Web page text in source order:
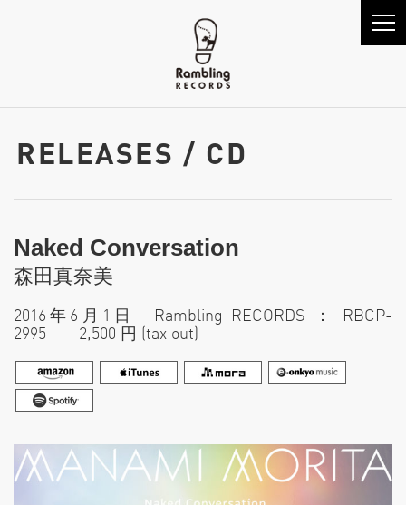
RELEASES / CD
Naked Conversation
森田真奈美
2016年6月1日 Rambling RECORDS ： RBCP-
2995 2,500 円 (tax out)